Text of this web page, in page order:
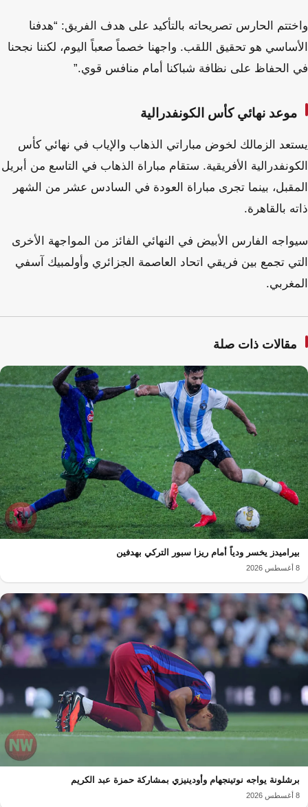
واختتم الحارس تصريحاته بالتأكيد على هدف الفريق: “هدفنا
الأساسي هو تحقيق اللقب. واجهنا خصماً صعباً اليوم، لكننا نجحنا
في الحفاظ على نظافة شباكنا أمام منافس قوي.”
موعد نهائي كأس الكونفدرالية
يستعد الزمالك لخوض مباراتي الذهاب والإياب في نهائي كأس
الكونفدرالية الأفريقية. ستقام مباراة الذهاب في التاسع من أبريل
المقبل، بينما تجرى مباراة العودة في السادس عشر من الشهر
ذاته بالقاهرة.
سيواجه الفارس الأبيض في النهائي الفائز من المواجهة الأخرى
التي تجمع بين فريقي اتحاد العاصمة الجزائري وأولمبيك آسفي
المغربي.
مقالات ذات صلة
بيراميدز يخسر ودياً أمام ريزا سبور التركي بهدفين
8 أغسطس 2026
برشلونة يواجه نوتينجهام وأودينيزي بمشاركة حمزة عبد الكريم
8 أغسطس 2026